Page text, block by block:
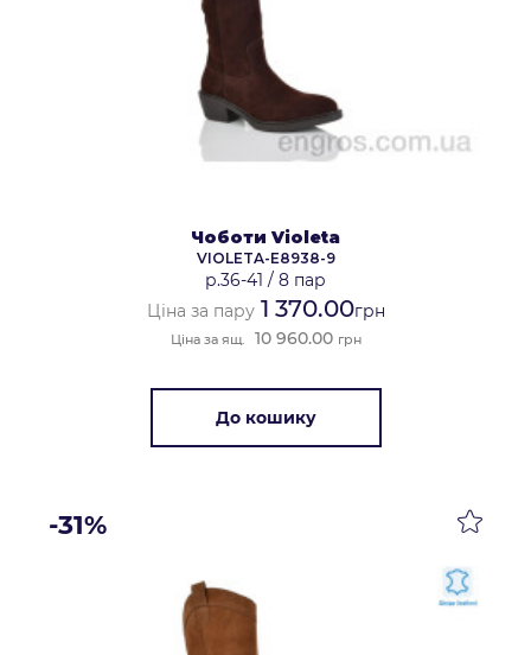
Чоботи Violeta
VIOLETA-E8938-9
р.36-41 / 8 пар
Ціна за пару1 370.00грн
Ціна за ящ. 10 960.00 грн
До кошику
-31%